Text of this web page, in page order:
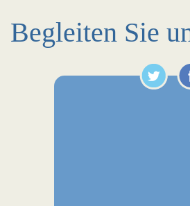
Begleiten Sie